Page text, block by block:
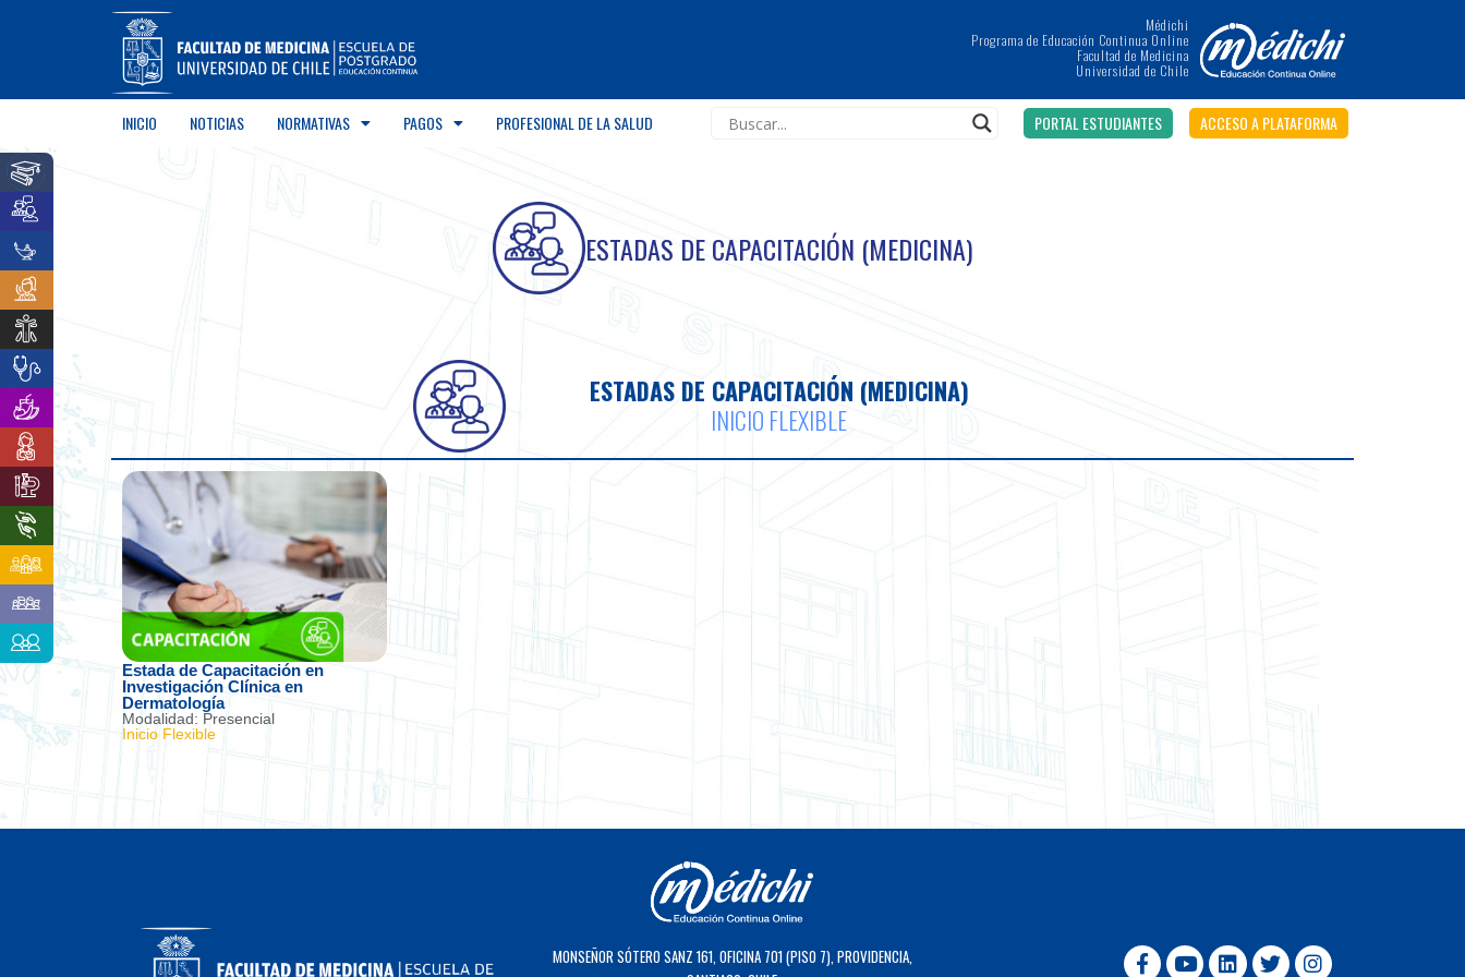
Médichi
Programa de Educación Continua Online
Facultad de Medicina
Universidad de Chile
INICIO NOTICIAS NORMATIVAS PAGOS PROFESIONAL DE LA SALUD PORTAL ESTUDIANTES ACCESO A PLATAFORMA
ESTADAS DE CAPACITACIÓN (MEDICINA)
ESTADAS DE CAPACITACIÓN (MEDICINA)
INICIO FLEXIBLE
Estada de Capacitación en
Investigación Clínica en
Dermatología
Modalidad: Presencial
Inicio Flexible
MONSEÑOR SÓTERO SANZ 161, OFICINA 701 (PISO 7), PROVIDENCIA,